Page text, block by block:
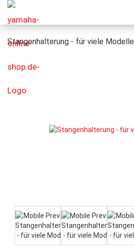
Stangenhalterung - für viele Modelle